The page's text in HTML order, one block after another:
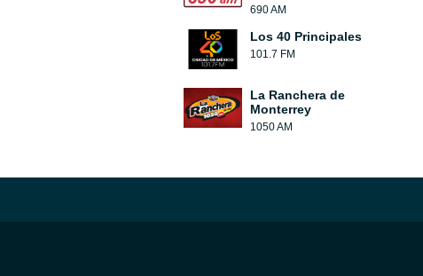
690 AM
Los 40 Principales
101.7 FM
La Ranchera de
Monterrey
1050 AM